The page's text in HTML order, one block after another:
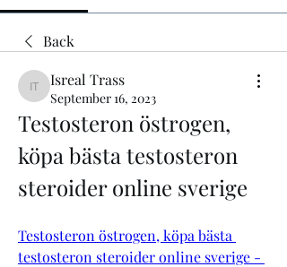
Back
Isreal Trass
Isreal Trass
September 16, 2023
Testosteron östrogen,
köpa bästa testosteron
steroider online sverige
Testosteron östrogen, köpa bästa
testosteron steroider online sverige -